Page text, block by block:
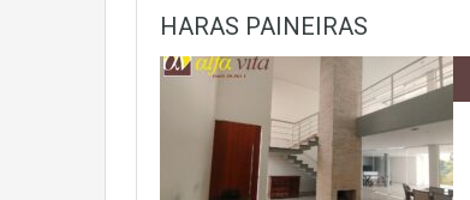
HARAS PAINEIRAS